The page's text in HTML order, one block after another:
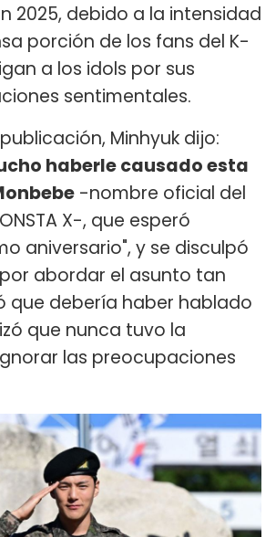
2025, debido a la intensidad
porción de los fans del K-
a los idols por sus
sentimentales.
Minhyuk dijo:
haberle causado esta
-nombre oficial del
X-, que esperó
aniversario", y se disculpó
abordar el asunto tan
que debería haber hablado
que nunca tuvo la
las preocupaciones